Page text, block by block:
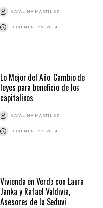
CATALINA MARTÍNEZ
DICIEMBRE 25, 2014
Lo Mejor del Año: Cambio de
leyes para beneficio de los
capitalinos
CATALINA MARTÍNEZ
DICIEMBRE 22, 2014
Vivienda en Verde con Laura
Janka y Rafael Valdivia,
Asesores de la Seduvi